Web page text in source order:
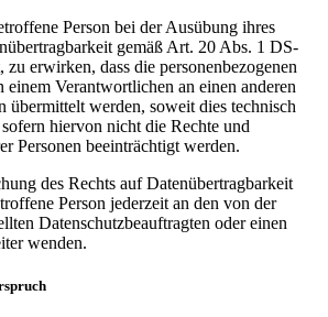
Person bei der Ausübung ihres
gemäß Art. 20 Abs. 1 DS-
erwirken, dass die personenbezogenen
einem Verantwortlichen an einen anderen
übermittelt werden, soweit dies technisch
hiervon nicht die Rechte und
Personen beeinträchtigt werden.
des Rechts auf Datenübertragbarkeit
Person jederzeit an den von der
Datenschutzbeauftragten oder einen
wenden.